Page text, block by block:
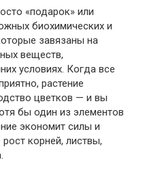
«подарок» или
биохимических и
завязаны на
веществ,
условиях. Когда все
растение
цветков — и вы
бы один из элементов
экономит силы и
корней, листвы,